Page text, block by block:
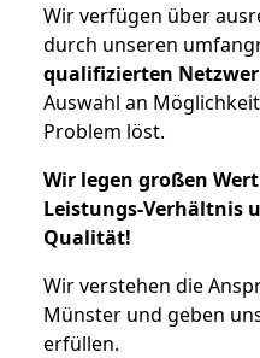
Wir verfügen über
durch unseren
qualifizierten
Auswahl an
Problem löst.
Wir legen großen
Leistungs-Verhältnis
Qualität!
Wir verstehen die
Münster und geben
erfüllen.